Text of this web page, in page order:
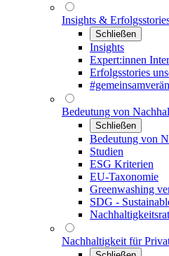
Insights &
Schließen
Insights
Expert:innen
Erfolgsstories
Bedeutung von
Schließen
Bedeutung von
Studien
ESG Kriterien
EU-Taxonomie
Greenwashing
SDG -
Nachhaltigkeit für